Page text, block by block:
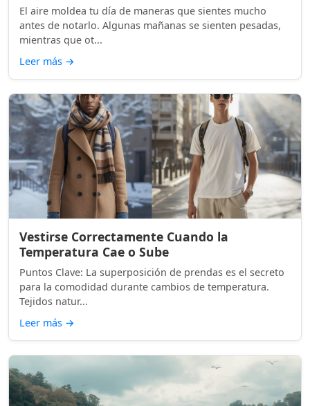
El aire moldea tu día de maneras que sientes mucho
antes de notarlo. Algunas mañanas se sienten pesadas,
mientras que ot...
Leer más →
Vestirse Correctamente Cuando la
Temperatura Cae o Sube
Puntos Clave: La superposición de prendas es el secreto
para la comodidad durante cambios de temperatura.
Tejidos natur...
Leer más →